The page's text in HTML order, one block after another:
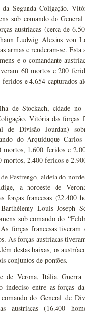
Segunda Coligação.
sob comando do General
austríacas (cerca de
Ludwig Alexius von
armas e renderam-se. Esta
e o comandante
60 mortos e 200
e 4.654 capturados
de Stockach, cidade no
Vitória das forças
de Divisão Jourdan)
do Arquiduque
mortos, 1.600 feridos e
mortos, 2.400 feridos e
Pastrengo, aldeia do
a noroeste de
forças francesas (22.400
Louis Joseph
sob comando do
forças francesas tiveram
As forças austríacas
destas baixas, os
conjuntos de pontões.
de Verona, Itália. Guerra
indeciso entre as forças
do General de
austríacas (16.400